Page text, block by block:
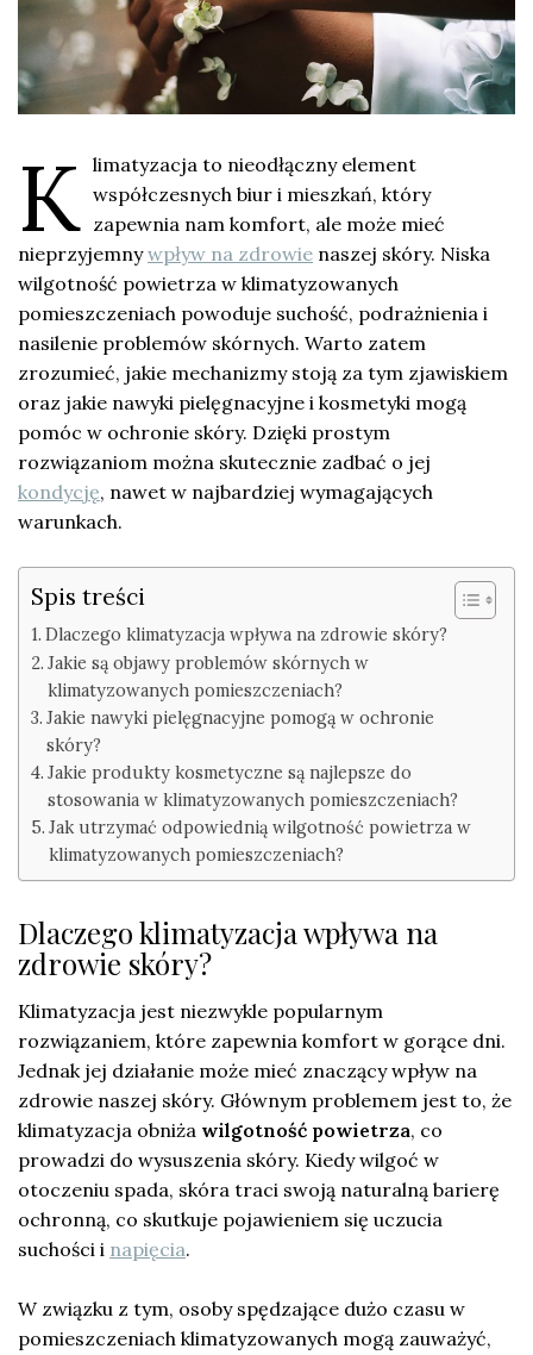
K limatyzacja to nieodłączny element
współczesnych biur i mieszkań, który
zapewnia nam komfort, ale może mieć
nieprzyjemnywpływ na zdrowie naszej skóry. Niska
wilgotność powietrza w klimatyzowanych
pomieszczeniach powoduje suchość, podrażnienia i
nasilenie problemów skórnych. Warto zatem
zrozumieć, jakie mechanizmy stoją za tym zjawiskiem
oraz jakie nawyki pielęgnacyjne i kosmetyki mogą
pomóc w ochronie skóry. Dzięki prostym
rozwiązaniom można skutecznie zadbać o jej
kondycję, nawet w najbardziej wymagających
warunkach.
Spis treści
Dlaczego klimatyzacja wpływa na zdrowie skóry?
Jakie są objawy problemów skórnych w
klimatyzowanych pomieszczeniach?
Jakie nawyki pielęgnacyjne pomogą w ochronie
skóry?
Jakie produkty kosmetyczne są najlepsze do
stosowania w klimatyzowanych pomieszczeniach?
Jak utrzymać odpowiednią wilgotność powietrza w
klimatyzowanych pomieszczeniach?
Dlaczego klimatyzacja wpływa na
zdrowie skóry?
Klimatyzacja jest niezwykle popularnym
rozwiązaniem, które zapewnia komfort w gorące dni.
Jednak jej działanie może mieć znaczący wpływ na
zdrowie naszej skóry. Głównym problemem jest to, że
klimatyzacja obniża wilgotność powietrza, co
prowadzi do wysuszenia skóry. Kiedy wilgoć w
otoczeniu spada, skóra traci swoją naturalną barierę
ochronną, co skutkuje pojawieniem się uczucia
suchości i napięcia.
W związku z tym, osoby spędzające dużo czasu w
pomieszczeniach klimatyzowanych mogą zauważyć,